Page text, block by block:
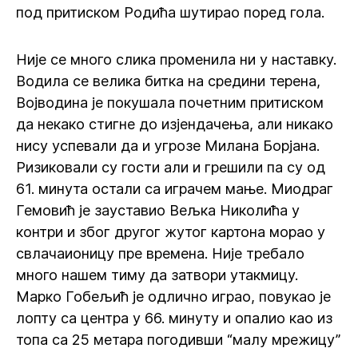
под притиском Родића шутирао поред гола.
Није се много слика променила ни у наставку.
Водила се велика битка на средини терена,
Војводина је покушала почетним притиском
да некако стигне до изјендачења, али никако
нису успевали да и угрозе Милана Борјана.
Ризиковали су гости али и грешили па су од
61. минута остали са играчем мање. Миодраг
Гемовић је зауставио Вељка Николића у
контри и због другог жутог картона морао у
свлачаионицу пре времена. Није требало
много нашем тиму да затвори утакмицу.
Марко Гобељић је одлично играо, повукао је
лопту са центра у 66. минуту и опалио као из
топа са 25 метара погодивши “малу мрежицу”